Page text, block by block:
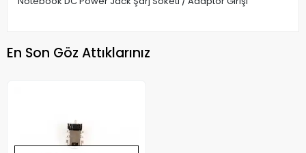
En Son Göz Attıklarınız